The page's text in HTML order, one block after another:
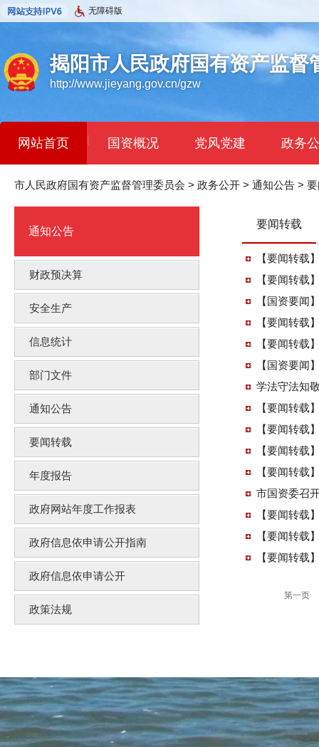
无障碍版
揭阳市人民政府国有资产监督
http://www.jieyang.gov.cn/gzw
网站首页 | 国资概况 党风党建 政务
市人民政府国有资产监督管理委员会 > 政务公开 > 通知公告 >
通知公告
财政预决算
安全生产
信息统计
部门文件
通知公告
要闻转载
年度报告
政府网站年度工作报表
政府信息依申请公开指南
政府信息依申请公开
政策法规
要闻转载
【要闻转载
【要闻转载
【国资要闻
【要闻转载
【要闻转载
【国资要闻
学法守法知
【要闻转载
【要闻转载
【要闻转载
【要闻转载
市国资委召
【要闻转载
【要闻转载
【要闻转载
第一页